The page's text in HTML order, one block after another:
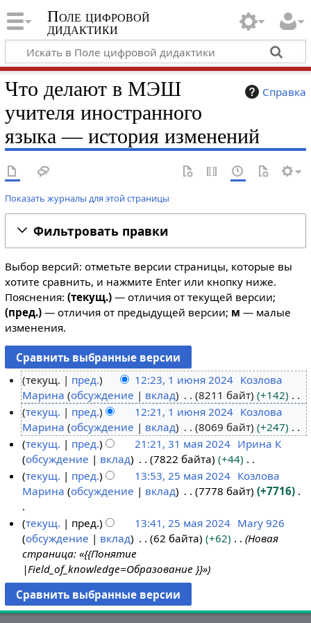
Поле цифровой
дидактики
Справка
Что делают в МЭШ
учителя иностранного
языка — история изменений
Показать журналы для этой страницы
Фильтровать правки
Выбор версий: отметьте версии страницы, которые вы
хотите сравнить, и нажмите Enter или кнопку ниже.
Пояснения: (текущ.)— отличия от текущей версии;
(пред.)— отличия от предыдущей версии; м — малые
изменения.
и
н
2
4
текущ. пред. 12:23, 1 июня 2024 Козлова
Марина обсуждение вклад 8211 байт
+142
Н
е
т
о
п
и
а
н
и
я
п
р
а
текущ. пред. 12:21, 1 июня 2024 Козлова
Марина обсуждение вклад 8069 байт
+247
Н
е
т
о
и
с
а
н
и
я
п
1
я
текущ. пред. 21:21, 31 мая 2024 Ирина К
обсуждение
вклад 7822 байта
+44
Н
е
о
п
и
с
а
н
и
м
2
текущ. пред. 13:53, 25 мая 2024 Козлова
Марина обсуждение вклад 7778 байт +7716
Н
е
т
о
п
и
с
текущ. пред. 13:41, 25 мая 2024 Mary 926
обсуждение
вклад 62 байта +62
Новая
страница: «{{Понятие
|Field_of_knowledge=Образование }}»